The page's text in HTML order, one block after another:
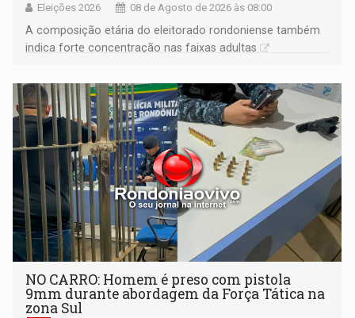
Eleições 2026 08 de Agosto de 2026 às 08:00
A composição etária do eleitorado rondoniense também
indica forte concentração nas faixas adultas
NO CARRO: Homem é preso com pistola
9mm durante abordagem da Força Tática na
zona Sul